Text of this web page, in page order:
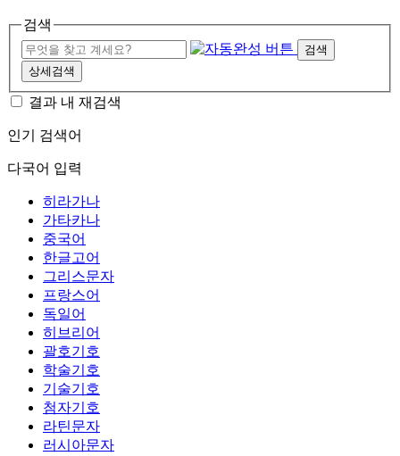
검색
검색
상세검색
결과 내 재검색
인기 검색어
다국어 입력
히라가나
가타카나
중국어
한글고어
그리스문자
프랑스어
독일어
히브리어
괄호기호
학술기호
기술기호
첨자기호
라틴문자
러시아문자